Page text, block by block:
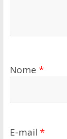
Nome *
E-mail *